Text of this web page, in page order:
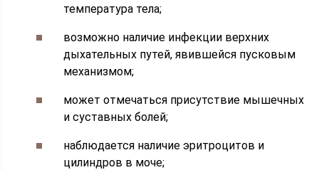
температура тела;
возможно наличие инфекции верхних
дыхательных путей, явившейся пусковым
механизмом;
может отмечаться присутствие мышечных
и суставных болей;
наблюдается наличие эритроцитов и
цилиндров в моче;